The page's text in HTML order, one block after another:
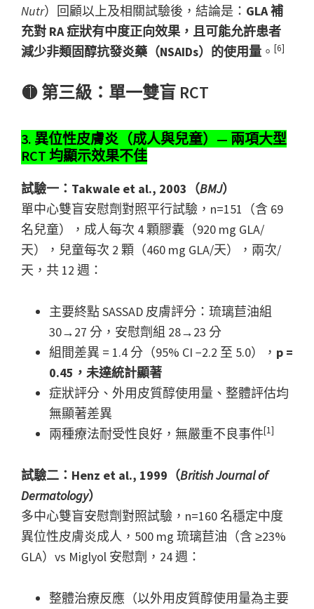
Nutr）回顧以上及相關試驗後，結論是： GLA 補
充對 RA 症狀有中度正向效果，且可能允許患者
減少非類固醇抗發炎藥（NSAIDs）的使用量 。 [6]
🟡 第三級：單一雙盲 RCT
3. 異位性皮膚炎（成人與兒童）— 兩項大型
RCT 均顯示效果不佳
試驗一：Takwale et al., 2003（BMJ）
單中心雙盲安慰劑對照平行試驗，n=151（含 69
名兒童），成人每次 4 顆膠囊（920 mg GLA/
天），兒童每次 2 顆（460 mg GLA/天），兩次/
天，共 12 週：
主要終點 SASSAD 皮膚評分：琉璃苣油組
30→27 分，安慰劑組 28→23 分
組間差異 = 1.4 分（95% CI −2.2 至 5.0）， p =
0.45，未達統計顯著
症狀評分、外用皮質醇使用量、整體評估均
無顯著差異
兩種療法耐受性良好，無嚴重不良事件[1]
試驗二：Henz et al., 1999（British Journal of
Dermatology）
多中心雙盲安慰劑對照試驗，n=160 名穩定中度
異位性皮膚炎成人，500 mg 琉璃苣油（含 ≥23%
GLA）vs Miglyol 安慰劑，24 週：
整體治療反應（以外用皮質醇使用量為主要